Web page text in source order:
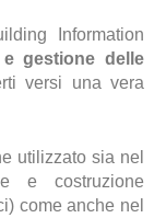
Information
gestione delle
versi una vera
utilizzato sia nel
e costruzione
come anche nel